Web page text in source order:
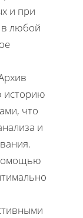
и при
в любой
историю
что
и